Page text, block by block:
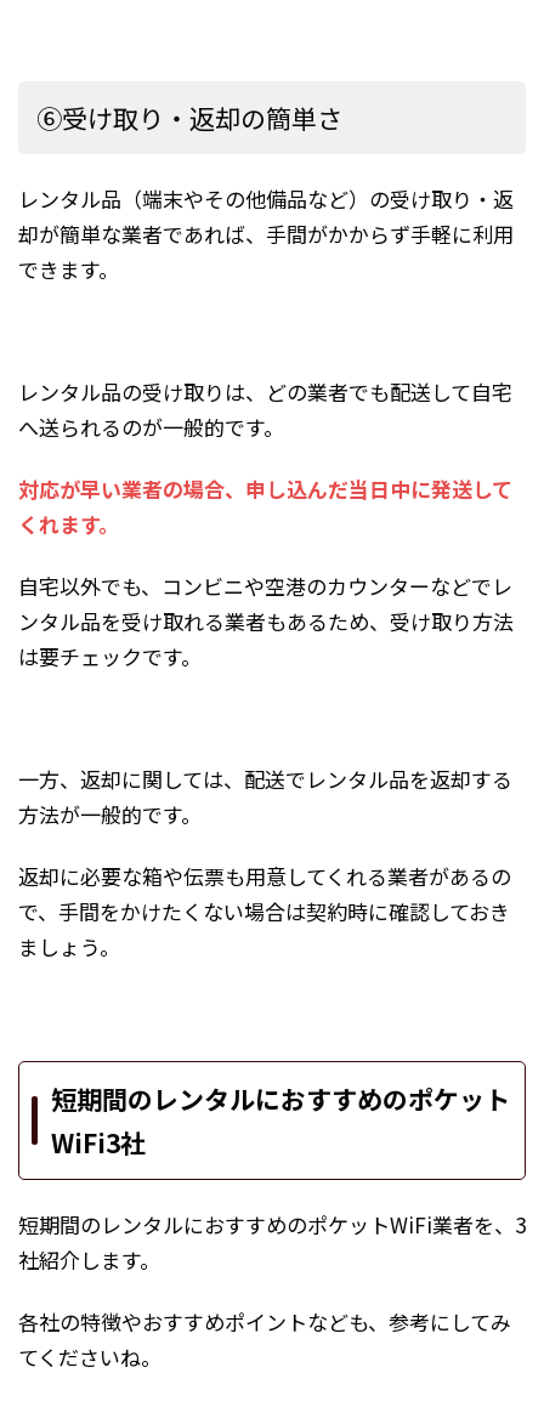
⑥受け取り・返却の簡単さ
レンタル品（端末やその他備品など）の受け取り・返
却が簡単な業者であれば、手間がかからず手軽に利用
できます。
レンタル品の受け取りは、どの業者でも配送して自宅
へ送られるのが一般的です。
対応が早い業者の場合、申し込んだ当日中に発送して
くれます。
自宅以外でも、コンビニや空港のカウンターなどでレ
ンタル品を受け取れる業者もあるため、受け取り方法
は要チェックです。
一方、返却に関しては、配送でレンタル品を返却する
方法が一般的です。
返却に必要な箱や伝票も用意してくれる業者があるの
で、手間をかけたくない場合は契約時に確認しておき
ましょう。
短期間のレンタルにおすすめのポケット
WiFi3社
短期間のレンタルにおすすめのポケットWiFi業者を、3
社紹介します。
各社の特徴やおすすめポイントなども、参考にしてみ
てくださいね。